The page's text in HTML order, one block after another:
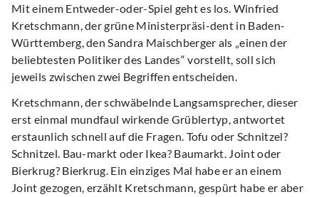
Mit einem Entweder-oder-Spiel geht es los. Winfried
Kretschmann, der grüne Ministerpräsi-dent in Baden-
Württemberg, den Sandra Maischberger als „einen der
beliebtesten Politiker des Landes“ vorstellt, soll sich
jeweils zwischen zwei Begriffen entscheiden.
Kretschmann, der schwäbelnde Langsamsprecher, dieser
erst einmal mundfaul wirkende Grüblertyp, antwortet
erstaunlich schnell auf die Fragen. Tofu oder Schnitzel?
Schnitzel. Bau-markt oder Ikea? Baumarkt. Joint oder
Bierkrug? Bierkrug. Ein einziges Mal habe er an einem
Joint gezogen, erzählt Kretschmann, gespürt habe er aber